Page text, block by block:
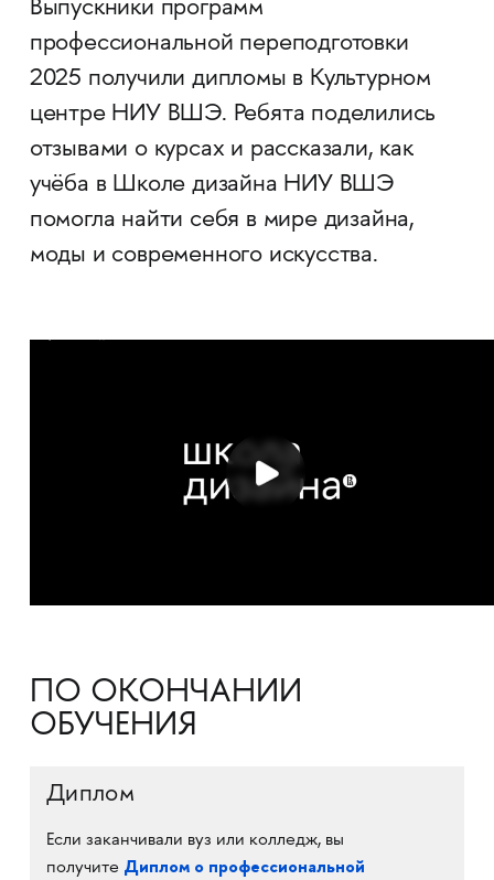
Выпускники программ
профессиональной переподготовки
2025 получили дипломы в Культурном
центре НИУ ВШЭ. Ребята поделились
отзывами о курсах и рассказали, как
учёба в Школе дизайна НИУ ВШЭ
помогла найти себя в мире дизайна,
моды и современного искусства.
ПО ОКОНЧАНИИ
ОБУЧЕНИЯ
Диплом
Если заканчивали вуз или колледж, вы
получите Диплом о профессиональной